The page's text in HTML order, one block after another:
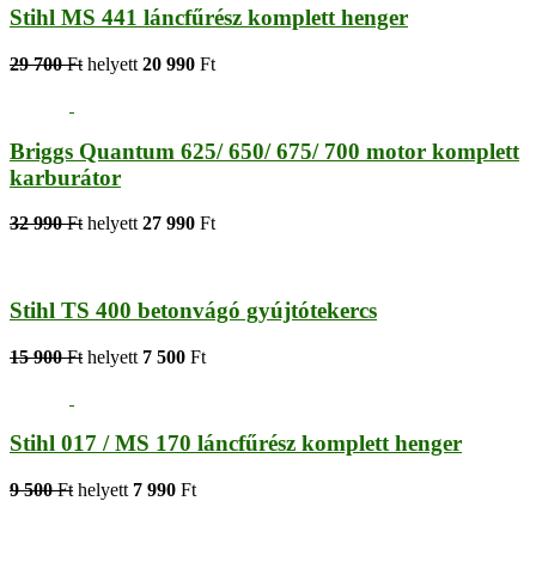
Stihl MS 441 láncfűrész komplett henger
29 700 Ft helyett 20 990 Ft
Briggs Quantum 625/ 650/ 675/ 700 motor komplett
karburátor
32 990 Ft helyett 27 990 Ft
Stihl TS 400 betonvágó gyújtótekercs
15 900 Ft helyett 7 500 Ft
Stihl 017 / MS 170 láncfűrész komplett henger
9 500 Ft helyett 7 990 Ft